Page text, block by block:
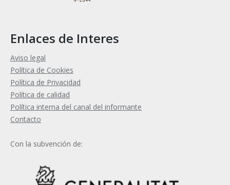
Enlaces de Interes
Aviso legal
Política de Cookies
Política de Privacidad
Política de calidad
Política interna del canal del informante
Contacto
Con la subvención de: